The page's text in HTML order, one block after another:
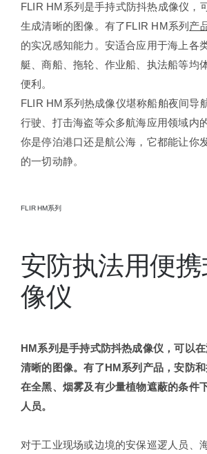
FLIR HM系列是手持式防抖热成像仪，
生成清晰的图像。有了FLIR HM系列 产
的实况感知能力。安适合应用于海上各
艇、商船、拖轮、作业船、执法船等均
便利。
FLIR HM系列热成像仪堪称船舶夜间导
行驶、打击海盗等众多航海应用领域内
你是停泊港口还是航公海，它都能让你
的一切动静。
FLIR HM系列
安防执法用便
像仪
HM系列是手持式防抖热成像仪，可以
清晰的图像。有了HM系列产品，安防
在全黑、烟雾及有少量植物遮蔽的条件
人员。
对于工业现场或边境的安保巡逻人员、